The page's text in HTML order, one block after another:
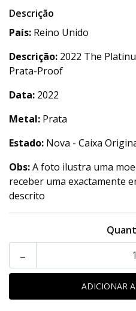
Descrição
País: Reino Unido
Descrição: 2022 The
Prata-Proof
Data: 2022
Metal: Prata
Estado: Nova - Caixa
Obs:A foto ilustra uma
receber uma exactamente
descrito
-